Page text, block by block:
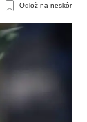
Odlož na neskôr